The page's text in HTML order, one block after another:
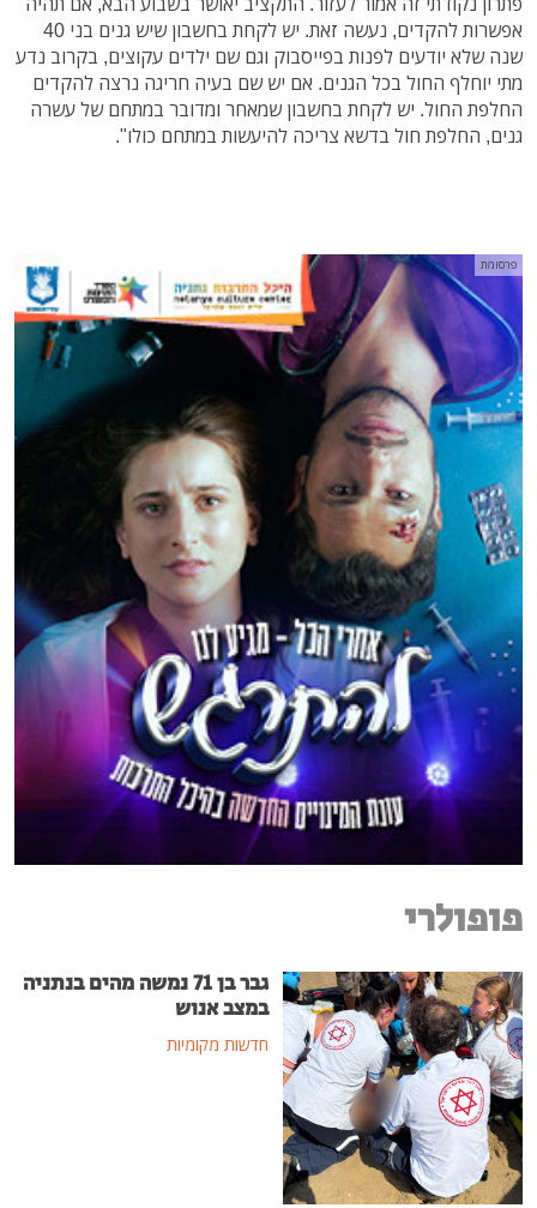
אפשרות להקדים, נעשה זאת. יש לקחת בחשבון שיש גנים בני 40
שנה שלא יודעים לפנות בפייסבוק וגם שם ילדים עקוצים, בקרוב נדע
מתי יוחלף החול בכל הגנים. אם יש שם בעיה חריגה נרצה להקדים
החלפת החול. יש לקחת בחשבון שמאחר ומדובר במתחם של עשרה
גנים, החלפת חול בדשא צריכה להיעשות במתחם כולו".
פרסומת
פופולרי
גבר בן 71 נמשה מהים בנתניה
במצב אנוש
חדשות מקומיות